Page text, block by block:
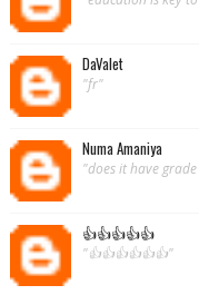
DaValet
"fr"
Numa Amaniya
"does it have
👍👍👍👍👍
"👍👍👍👍👍👍"